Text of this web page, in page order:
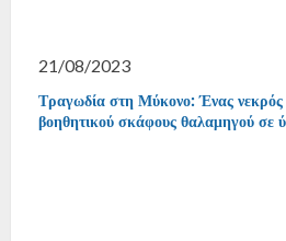
21/08/2023
Τραγωδία στη Μύκονο: Ένας
βοηθητικού σκάφους θαλαμηγού σε